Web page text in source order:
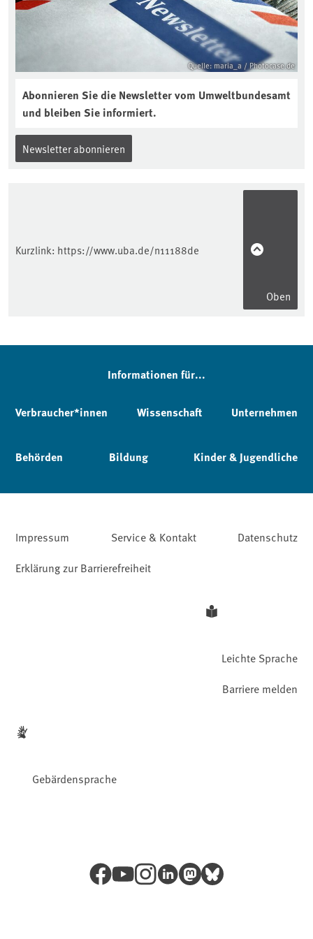
interview-die-kuer-der-krume/
Quelle: maria_a / Photocase.de
Abonnieren Sie die Newsletter vom Umweltbundesamt
und bleiben Sie informiert.
Newsletter abonnieren
Kurzlink: https://www.uba.de/n11188de
Oben
Informationen für...
Verbraucher*innen Wissenschaft Unternehmen
Behörden Bildung Kinder & Jugendliche
Impressum Service & Kontakt
Datenschutz
Erklärung zur Barrierefreiheit
Leichte Sprache
Gebärdensprache
Barriere melden